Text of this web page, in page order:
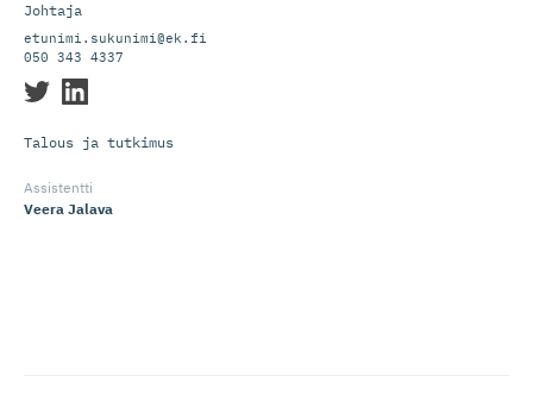
Johtaja
etunimi.sukunimi@ek.fi
050 343 4337
Talous ja tutkimus
Assistentti
Veera Jalava